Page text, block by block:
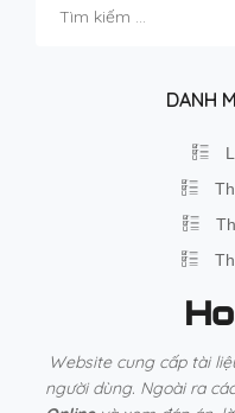
kiếm
DANH
Website cung cấp tài
người dùng. Ngoài ra